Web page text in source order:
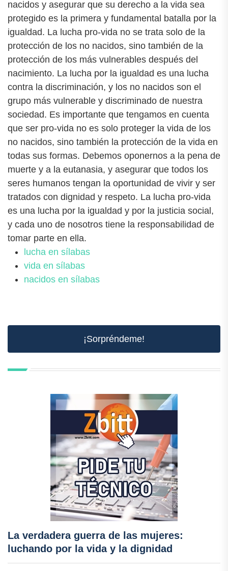
nacidos y asegurar que su derecho a la vida sea
protegido es la primera y fundamental batalla por la
igualdad. La lucha pro-vida no se trata solo de la
protección de los no nacidos, sino también de la
protección de los más vulnerables después del
nacimiento. La lucha por la igualdad es una lucha
contra la discriminación, y los no nacidos son el
grupo más vulnerable y discriminado de nuestra
sociedad. Es importante que tengamos en cuenta
que ser pro-vida no es solo proteger la vida de los
no nacidos, sino también la protección de la vida en
todas sus formas. Debemos oponernos a la pena de
muerte y a la eutanasia, y asegurar que todos los
seres humanos tengan la oportunidad de vivir y ser
tratados con dignidad y respeto. La lucha pro-vida
es una lucha por la igualdad y por la justicia social,
y cada uno de nosotros tiene la responsabilidad de
tomar parte en ella.
lucha en sílabas
vida en sílabas
nacidos en sílabas
¡Sorpréndeme!
La verdadera guerra de las mujeres:
luchando por la vida y la dignidad